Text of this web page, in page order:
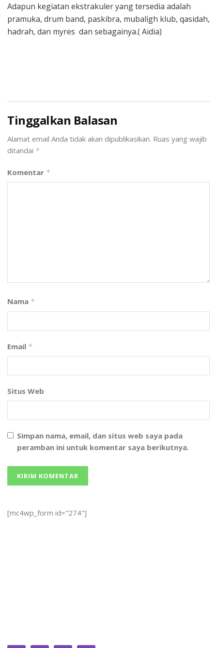
Adapun kegiatan ekstrakuler yang tersedia adalah
pramuka, drum band, paskibra, mubaligh klub, qasidah,
hadrah, dan myres dan sebagainya.( Aidia)
Tinggalkan Balasan
Alamat email Anda tidak akan dipublikasikan. Ruas yang wajib
ditandai *
Komentar *
Nama *
Email *
Situs Web
Simpan nama, email, dan situs web saya pada
peramban ini untuk komentar saya berikutnya.
[mc4wp_form id="274"]